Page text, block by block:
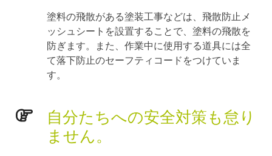
塗料の飛散がある塗装工事などは、飛散防止メ
ッシュシートを設置することで、塗料の飛散を
防ぎます。また、作業中に使用する道具には全
て落下防止のセーフティコードをつけていま
す。
自分たちへの安全対策も怠り
ません。